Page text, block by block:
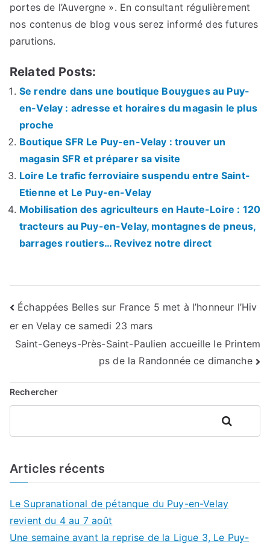
portes de l’Auvergne ». En consultant régulièrement
nos contenus de blog vous serez informé des futures
parutions.
Related Posts:
Se rendre dans une boutique Bouygues au Puy-
en-Velay : adresse et horaires du magasin le plus
proche
Boutique SFR Le Puy-en-Velay : trouver un
magasin SFR et préparer sa visite
Loire Le trafic ferroviaire suspendu entre Saint-
Etienne et Le Puy-en-Velay
Mobilisation des agriculteurs en Haute-Loire : 120
tracteurs au Puy-en-Velay, montagnes de pneus,
barrages routiers… Revivez notre direct
Navigation
de
Échappées Belles sur France 5 met à l’honneur l’Hiv
er en Velay ce samedi 23 mars
Saint-Geneys-Près-Saint-Paulien accueille le Printem
ps de la Randonnée ce dimanche
Rechercher
Rechercher
Articles récents
Le Supranational de pétanque du Puy-en-Velay
revient du 4 au 7 août
Une semaine avant la reprise de la Ligue 3, Le Puy-